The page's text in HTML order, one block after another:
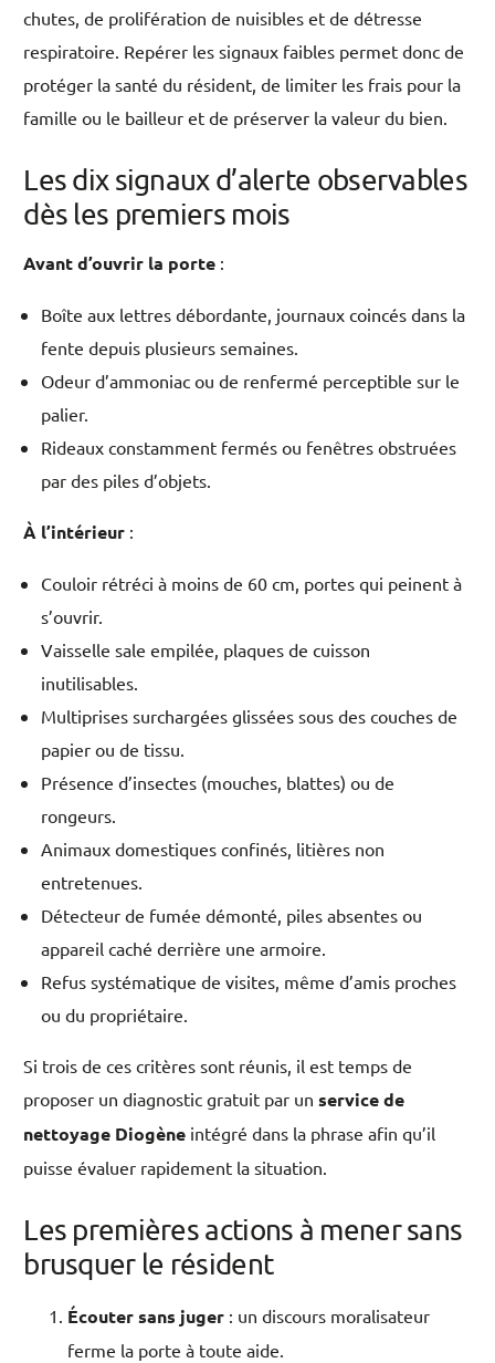
chutes, de prolifération de nuisibles et de détresse
respiratoire. Repérer les signaux faibles permet donc de
protéger la santé du résident, de limiter les frais pour la
famille ou le bailleur et de préserver la valeur du bien.
Les dix signaux d’alerte observables
dès les premiers mois
Avant d’ouvrir la porte :
Boîte aux lettres débordante, journaux coincés dans la
fente depuis plusieurs semaines.
Odeur d’ammoniac ou de renfermé perceptible sur le
palier.
Rideaux constamment fermés ou fenêtres obstruées
par des piles d’objets.
À l’intérieur :
Couloir rétréci à moins de 60 cm, portes qui peinent à
s’ouvrir.
Vaisselle sale empilée, plaques de cuisson
inutilisables.
Multiprises surchargées glissées sous des couches de
papier ou de tissu.
Présence d’insectes (mouches, blattes) ou de
rongeurs.
Animaux domestiques confinés, litières non
entretenues.
Détecteur de fumée démonté, piles absentes ou
appareil caché derrière une armoire.
Refus systématique de visites, même d’amis proches
ou du propriétaire.
Si trois de ces critères sont réunis, il est temps de
proposer un diagnostic gratuit par unservice de
nettoyage Diogène intégré dans la phrase afin qu’il
puisse évaluer rapidement la situation.
Les premières actions à mener sans
brusquer le résident
Écouter sans juger : un discours moralisateur
ferme la porte à toute aide.